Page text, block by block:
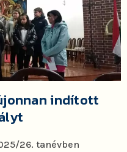
indított
26. tanévben